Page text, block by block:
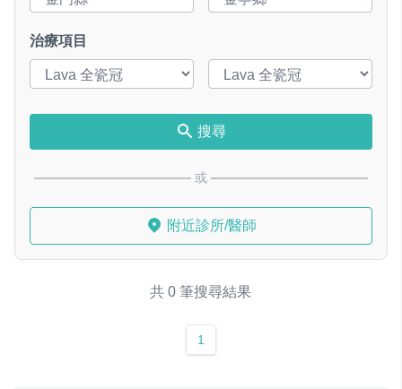
治療項目
搜尋
或
附近診所/醫師
共 0 筆搜尋結果
1